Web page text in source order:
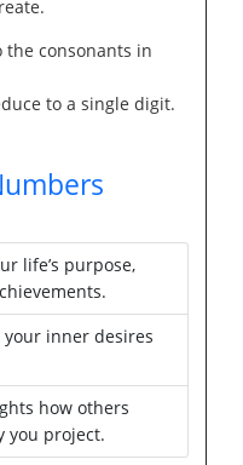
the consonants in
to a single digit.
life’s purpose,
your inner desires
how others
you project.